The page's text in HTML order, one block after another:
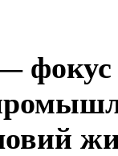
фокус